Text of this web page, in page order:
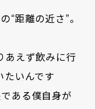
“距離の近さ”。
あえず飲みに行
たいんです
ある僕自身が